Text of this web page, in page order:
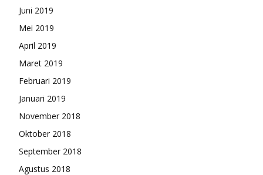
Juni 2019
Mei 2019
April 2019
Maret 2019
Februari 2019
Januari 2019
November 2018
Oktober 2018
September 2018
Agustus 2018